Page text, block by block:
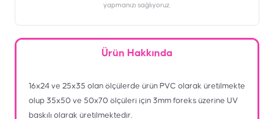
yapmanızı sağlıyoruz.
Ürün Hakkında
16x24 ve 25x35 olan ölçülerde ürün PVC olarak üretilmekte
olup 35x50 ve 50x70 ölçüleri için 3mm foreks üzerine UV
baskılı olarak üretilmektedir.